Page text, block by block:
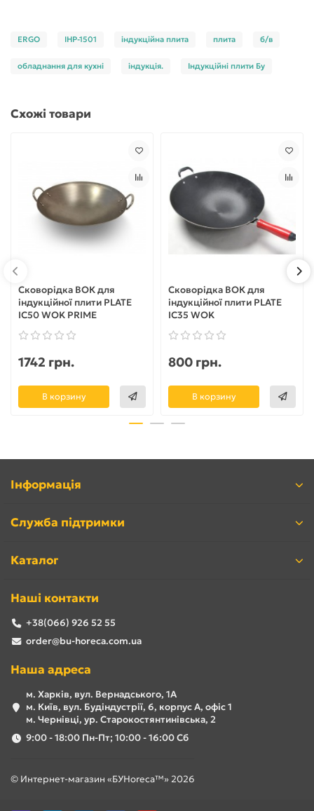
ERGO IHP-1501 індукційна плита плита б/в
обладнання для кухні індукція. Індукційні плити Бу
Схожі товари
Сковорідка ВОК для
індукційної плити PLATE
IC50 WOK PRIME
1742 грн.
В корзину
Сковорідка ВОК для
індукційної плити PLATE
IC35 WOK
800 грн.
В корзину
Інформація
Служба підтримки
Каталог
Наші контакти
+38(066) 926 52 55
order@bu-horeca.com.ua
Наша адреса
м. Харків, вул. Вернадського, 1А
м. Київ, вул. Будіндустрії, 6, корпус А, офіс 1
м. Чернівці, ур. Старокостянтинівська, 2
9:00 - 18:00 Пн-Пт; 10:00 - 16:00 Сб
© Интернет-магазин «БУHoreca™» 2026